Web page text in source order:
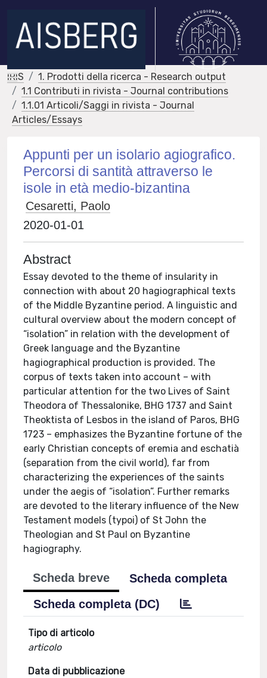
IRIS
1. Prodotti della ricerca - Research output
1.1 Contributi in rivista - Journal contributions
1.1.01 Articoli/Saggi in rivista - Journal
Articles/Essays
Appunti per un isolario agiografico.
Percorsi di santità attraverso le
isole in età medio-bizantina
Cesaretti, Paolo
2020-01-01
Abstract
Essay devoted to the theme of insularity in
connection with about 20 hagiographical texts
of the Middle Byzantine period. A linguistic and
cultural overview about the modern concept of
“isolation” in relation with the development of
Greek language and the Byzantine
hagiographical production is provided. The
corpus of texts taken into account – with
particular attention for the two Lives of Saint
Theodora of Thessalonike, BHG 1737 and Saint
Theoktista of Lesbos in the island of Paros, BHG
1723 – emphasizes the Byzantine fortune of the
early Christian concepts of eremia and eschatià
(separation from the civil world), far from
characterizing the experiences of the saints
under the aegis of “isolation”. Further remarks
are devoted to the literary influence of the New
Testament models (typoi) of St John the
Theologian and St Paul on Byzantine
hagiography.
Scheda breve
Scheda completa
Scheda completa (DC)
Tipo di articolo
articolo
Data di pubblicazione